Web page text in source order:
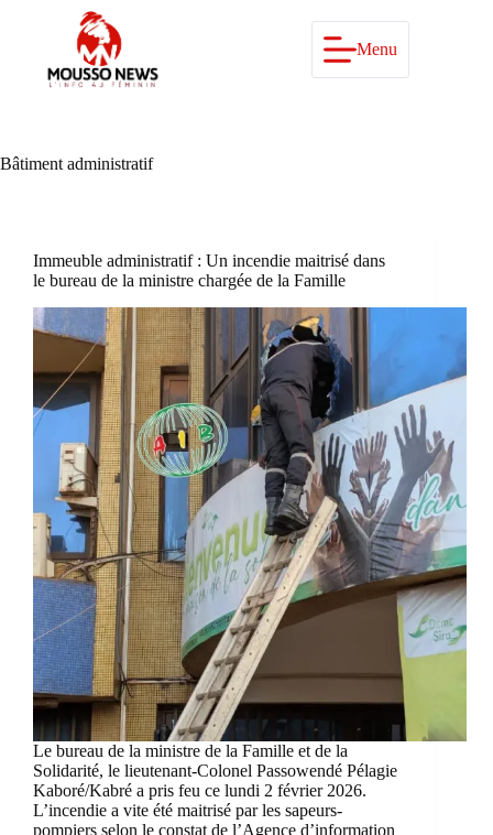
Menu
Bâtiment administratif
Immeuble administratif : Un incendie maitrisé dans
le bureau de la ministre chargée de la Famille
Le bureau de la ministre de la Famille et de la
Solidarité, le lieutenant-Colonel Passowendé Pélagie
Kaboré/Kabré a pris feu ce lundi 2 février 2026.
L’incendie a vite été maitrisé par les sapeurs-
pompiers selon le constat de l’Agence d’information